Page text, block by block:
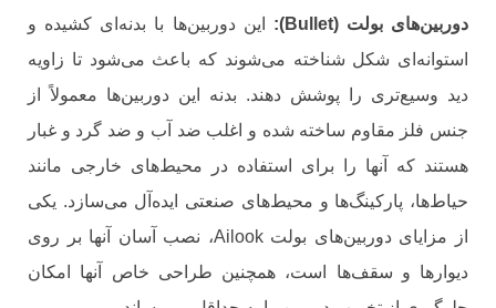
دوربین‌های بولت (Bullet
): این دوربین‌ها با بدنه‌ای کشیده و
استوانه‌ای شکل شناخته می‌شوند که باعث می‌شود تا زاویه
دید وسیع‌تری را پوشش دهند. بدنه این دوربین‌ها معمولاً از
جنس فلز مقاوم ساخته شده و اغلب ضد آب و ضد گرد و غبار
هستند که آنها را برای استفاده در محیط‌های خارجی مانند
حیاط‌ها، پارکینگ‌ها و محیط‌های صنعتی ایده‌آل می‌سازد. یکی
از مزایای دوربین‌های بولت Ailook، نصب آسان آنها بر روی
دیوارها و سقف‌ها است، همچنین طراحی خاص آنها امکان